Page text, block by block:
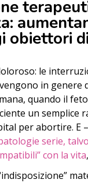
obiettori
le
in genere
quando il
un semplice
per abortire. E
serie,
con la vita